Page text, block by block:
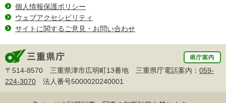
個人情報保護ポリシー
ウェブアクセシビリティ
サイトに関するご意見・お問い合わせ
〒514-8570 三重県津市広明町13番地 三重県庁電話案内： 059-
224-3070 法人番号5000020240001